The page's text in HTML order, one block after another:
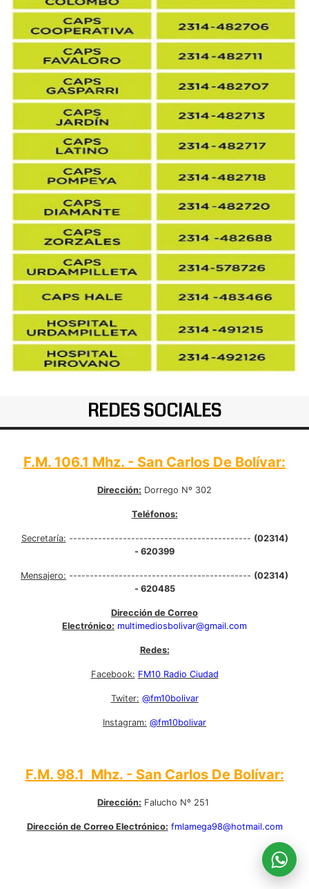
REDES SOCIALES
F.M. 106.1 Mhz. - San Carlos De Bolívar:
Dirección: Dorrego Nº 302
Teléfonos:
Secretaría: -------------------------------------------- (02314)
- 620399
Mensajero: -------------------------------------------- (02314)
- 620485
Dirección de Correo
Electrónico: multimediosbolivar@gmail.com
Redes:
Facebook: FM10 Radio Ciudad
Twiter: @fm10bolivar
Instagram: @fm10bolivar
F.M. 98.1 Mhz. - San Carlos De Bolívar:
Dirección: Falucho Nº 251
Dirección de Correo Electrónico: fmlamega98@hotmail.com